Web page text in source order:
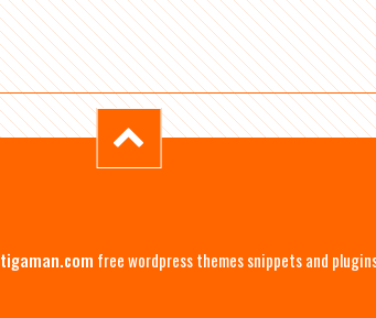
tigaman.com free wordpress themes snippets and